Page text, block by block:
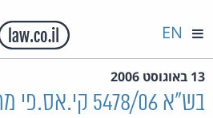
EN
13 באוגוסט 2006
בש"א 5478/06